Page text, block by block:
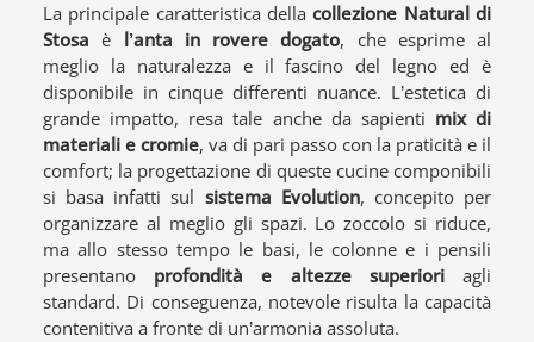
La principale caratteristica dellacollezione Natural di
Stosa è l’anta in rovere dogato, che esprime al
meglio la naturalezza e il fascino del legno ed è
disponibile in cinque differenti nuance. L’estetica di
grande impatto, resa tale anche da sapienti mix di
materiali e cromie, va di pari passo con la praticità e il
comfort; la progettazione di queste cucine componibili
si basa infatti sul sistema Evolution, concepito per
organizzare al meglio gli spazi. Lo zoccolo si riduce,
ma allo stesso tempo le basi, le colonne e i pensili
presentano profondità e altezze superioriagli
standard. Di conseguenza, notevole risulta la capacità
contenitiva a fronte di un’armonia assoluta.